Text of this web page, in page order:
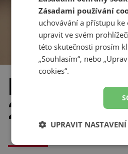
New
204L
Zásadami používání
uchovávání a přístupu ke
upravit ve svém
této skutečnosti prosím
„Souhlasím“, nebo
cookies“.
UPRAVIT